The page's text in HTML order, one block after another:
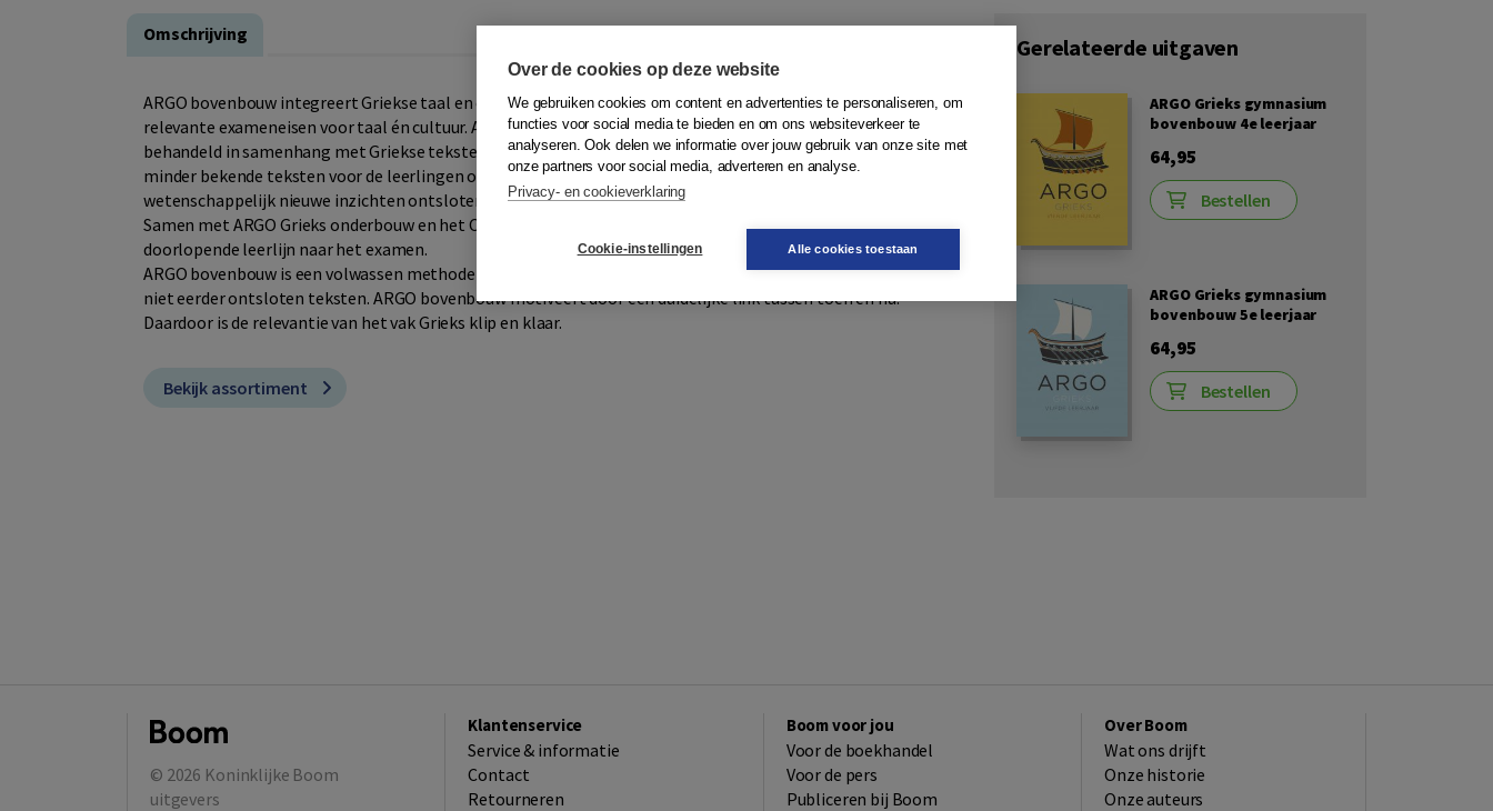
Omschrijving
ARGO bovenbouw integreert Griekse taal en cultuur zoals het bedoeld is. ARGO bovenbouw verenigt alle
relevante exameneisen voor taal én cultuur. Alle verplichte cultuurdomeinen komen aan bod en worden
behandeld in samenhang met Griekse teksten. In negen originele thema’s worden bekende maar ook
minder bekende teksten voor de leerlingen op een aansprekende en eigentijdse manier volgens
wetenschappelijk nieuwe inzichten ontsloten. De methode bestaat uit twee delen: ARGO 4 en ARGO 5.
Samen met ARGO Grieks onderbouw en het Compendium Pharos vormt ARGO bovenbouw een ideale
doorlopende leerlijn naar het examen.
ARGO bovenbouw is een volwassen methode met een grote variatie van onderwerpen en originele en nog
niet eerder ontsloten teksten. ARGO bovenbouw motiveert door een duidelijke link tussen toen en nu.
Daardoor is de relevantie van het vak Grieks klip en klaar.
Bekijk assortiment
Gerelateerde uitgaven
ARGO Grieks gymnasium
bovenbouw 4e leerjaar
64,95
Bestellen
ARGO Grieks gymnasium
bovenbouw 5e leerjaar
64,95
Bestellen
© 2026 Koninklijke Boom
uitgevers
Klantenservice
Service & informatie
Contact
Retourneren
Boom voor jou
Voor de boekhandel
Voor de pers
Publiceren bij Boom
Over Boom
Wat ons drijft
Onze historie
Onze auteurs
Over de cookies op deze website
We gebruiken cookies om content en advertenties te personaliseren, om
functies voor social media te bieden en om ons websiteverkeer te
analyseren. Ook delen we informatie over jouw gebruik van onze site met
onze partners voor social media, adverteren en analyse.
Privacy- en cookieverklaring
Cookie-instellingen Alle cookies toestaan